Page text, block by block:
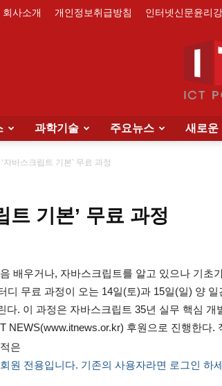
회사소개 개인정보취급방침 인터넷신문윤리
과학기술 주요뉴스 새로운
‘자바스크립트 기본’ 무료 과정
트 기본’ 무료 과정
배우거나, 자바스크립트를 알고 있으나 기초
디 무료 과정이 오는 14일(토)과 15일(일) 양 일
다. 이 과정은 자바스크립트 35년 실무 핵심 개
NEWS(www.itnews.or.kr) 후원으로 진행한다.
은
원 전용입니다. 기존의 사용자라면 로그인 하